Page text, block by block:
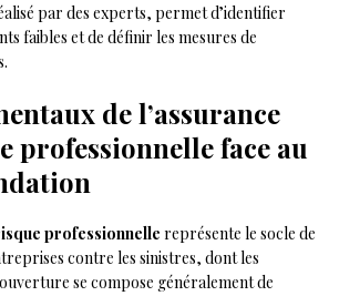
par des experts, permet d’identifier
faibles et de définir les mesures de
de l’assurance
professionnelle face au
professionnelle représente le socle de
contre les sinistres, dont les
se compose généralement de